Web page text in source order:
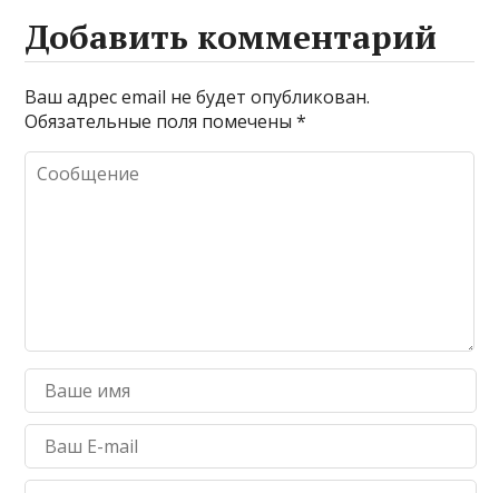
Добавить комментарий
Ваш адрес email не будет опубликован.
Обязательные поля помечены*